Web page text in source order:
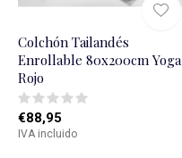
Colchón Tailandés
Enrollable 80x200cm Yoga
Rojo
€88,95
IVA incluido